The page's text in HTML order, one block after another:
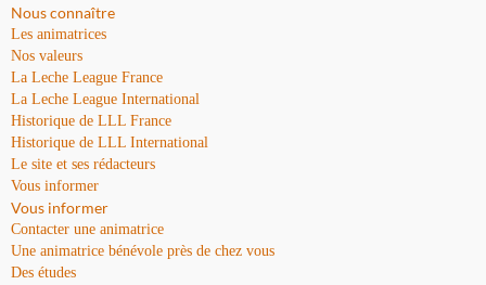
Nous connaître
Les animatrices
Nos valeurs
La Leche League France
La Leche League International
Historique de LLL France
Historique de LLL International
Le site et ses rédacteurs
Vous informer
Vous informer
Contacter une animatrice
Une animatrice bénévole près de chez vous
Des études